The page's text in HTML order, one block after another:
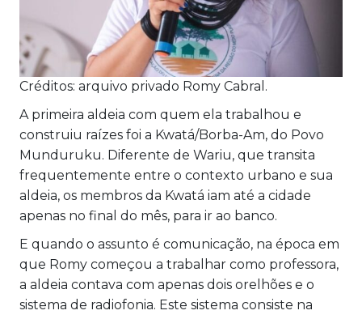
Créditos: arquivo privado Romy Cabral.
A primeira aldeia com quem ela trabalhou e
construiu raízes foi a Kwatá/Borba-Am, do Povo
Munduruku. Diferente de Wariu, que transita
frequentemente entre o contexto urbano e sua
aldeia, os membros da Kwatá iam até a cidade
apenas no final do mês, para ir ao banco.
E quando o assunto é comunicação, na época em
que Romy começou a trabalhar como professora,
a aldeia contava com apenas dois orelhões e o
sistema de radiofonia. Este sistema consiste na